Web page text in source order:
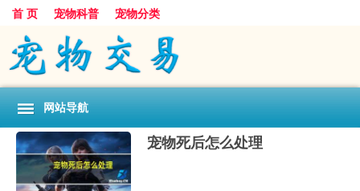
首 页 宠物科普 宠物分类
网站导航
宠物死后怎么处理